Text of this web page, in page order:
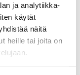
ja analytiikka-
käytät
näitä
heille tai joita on